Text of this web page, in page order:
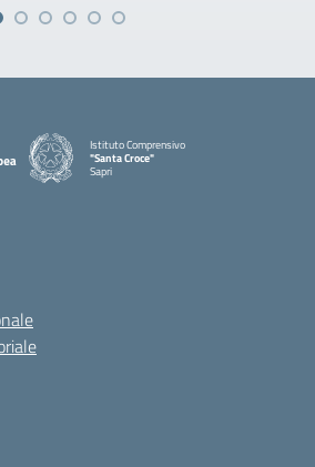
Istituto Comprensivo
"Santa Croce"
Sapri
— Visita la pagina iniziale della scuola